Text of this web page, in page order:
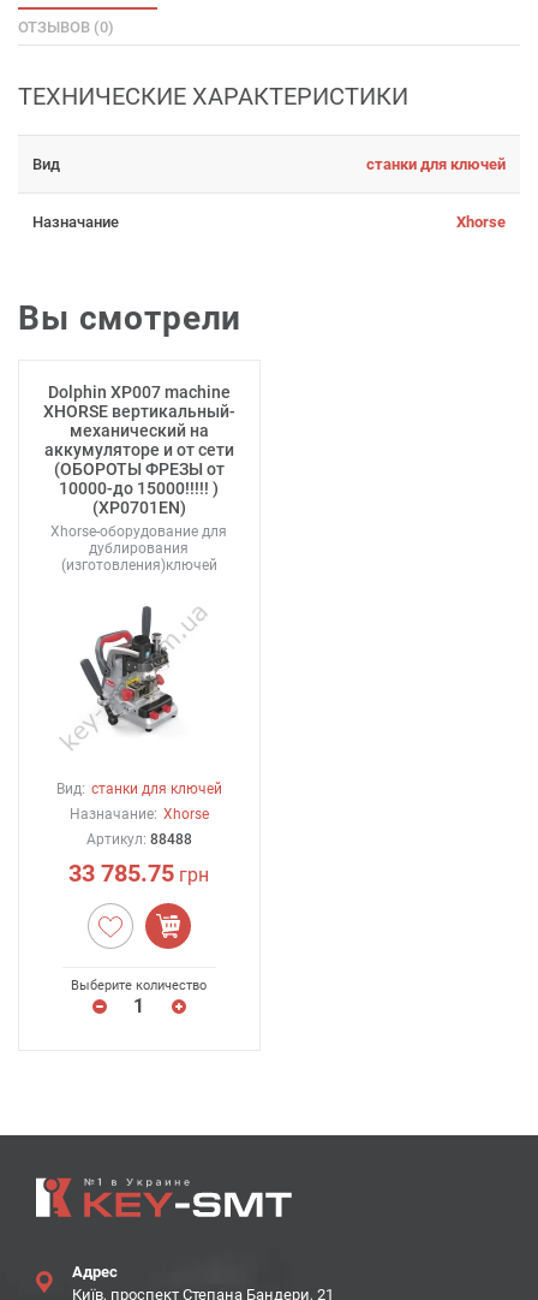
ОТЗЫВОВ (0)
ТЕХНИЧЕСКИЕ ХАРАКТЕРИСТИКИ
Вид станки для ключей
Назначание Xhorse
Вы смотрели
Dolphin XP007 machine
XHORSE вертикальный-
механический на
аккумуляторе и от сети
(ОБОРОТЫ ФРЕЗЫ от
10000-до 15000!!!!! )
(XP0701EN)
Xhorse-оборудование для
дублирования
(изготовления)ключей
Вид: станки для ключей
Назначание: Xhorse
Артикул: 88488
33 785.75 грн
Выберите количество
Адрес
Київ, проспект Степана Бандери, 21